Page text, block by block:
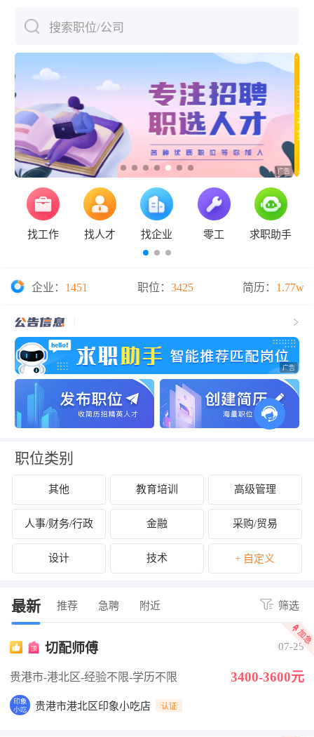
搜索职位/公司
找工作 找人才 找企业 零工 求职助手
企业： 1451 职位： 3425 简历： 1.77w
职位类别
其他 教育培训 高级管理
人事/财务/行政 金融 采购/贸易
设计 技术 + 自定义
最新 推荐 急聘 附近 筛选
切配师傅 07-25
贵港市-港北区-经验不限-学历不限 3400-3600元
贵港市港北区印象小吃店 认证